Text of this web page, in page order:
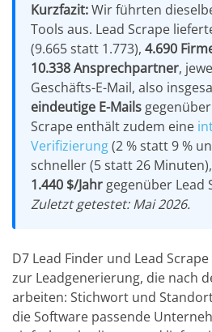
Kurzfazit:Wir führten
Tools aus. Lead Scrape
(9.665 statt 1.773),4.690
10.338 Ansprechpartner,
Geschäfts-E-Mail, also
eindeutige E-Mails
Scrape enthält zudem eine
Verifizierung(2 % statt 9 %
schneller (5 statt 26
1.440 $/Jahr gegenüber Lead
Zuletzt getestet: Mai 2026.
D7 Lead Finder und Lead
zur Leadgenerierung, die nach
arbeiten: Stichwort und
die Software passende